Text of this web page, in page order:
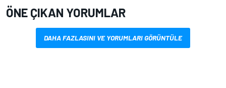
ÖNE ÇIKAN YORUMLAR
DAHA FAZLASINI VE YORUMLARI GÖRÜNTÜLE